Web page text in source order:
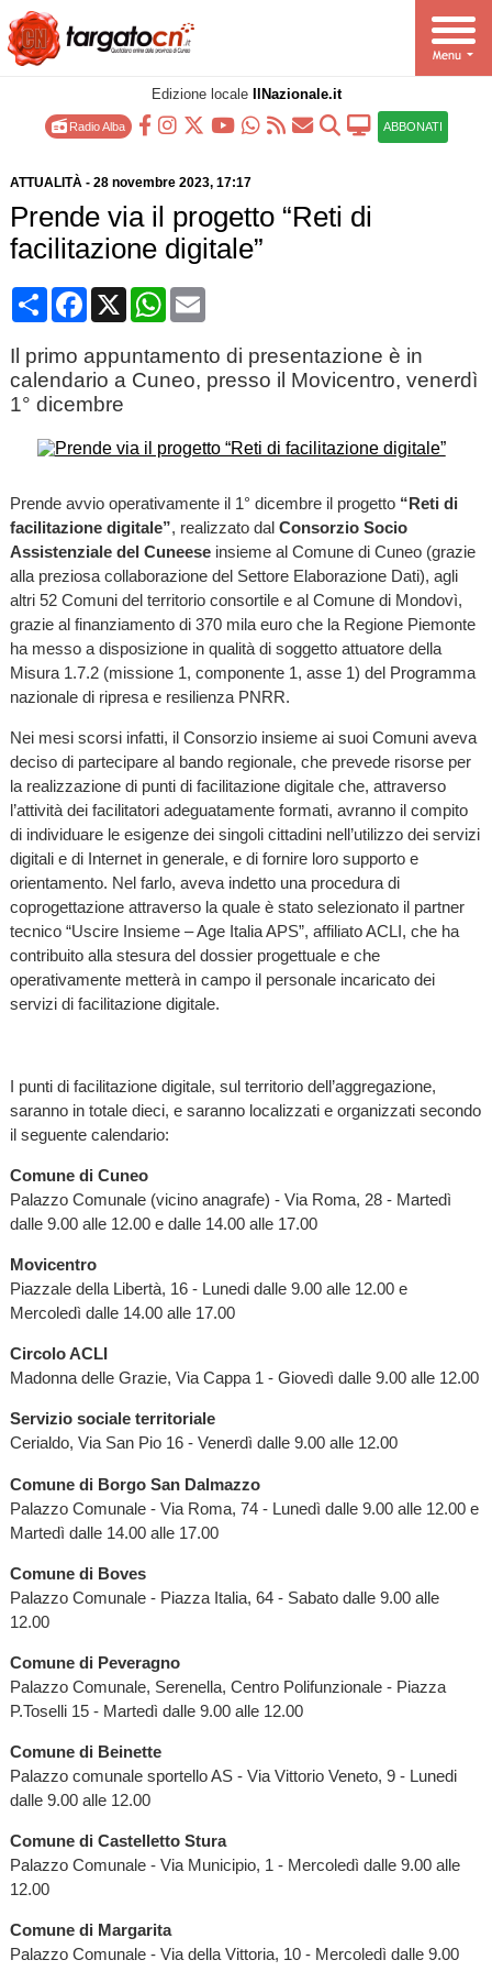
Edizione locale IlNazionale.it
Radio Alba ABBONATI
ATTUALITÀ- 28 novembre 2023, 17:17
Prende via il progetto “Reti di
facilitazione digitale”
CondividiFacebook
X WhatsApp
Email
Il primo appuntamento di presentazione è in
calendario a Cuneo, presso il Movicentro, venerdì
1° dicembre
Prende avvio operativamente il 1° dicembre il progetto “Reti di
facilitazione digitale”, realizzato dalConsorzio Socio
Assistenziale del Cuneeseinsieme al Comune di Cuneo (grazie
alla preziosa collaborazione del Settore Elaborazione Dati), agli
altri 52 Comuni del territorio consortile e al Comune di Mondovì,
grazie al finanziamento di 370 mila euro che la Regione Piemonte
ha messo a disposizione in qualità di soggetto attuatore della
Misura 1.7.2 (missione 1, componente 1, asse 1) del Programma
nazionale di ripresa e resilienza PNRR.
Nei mesi scorsi infatti, il Consorzio insieme ai suoi Comuni aveva
deciso di partecipare al bando regionale, che prevede risorse per
la realizzazione di punti di facilitazione digitale che, attraverso
l’attività dei facilitatori adeguatamente formati, avranno il compito
di individuare le esigenze dei singoli cittadini nell’utilizzo dei servizi
digitali e di Internet in generale, e di fornire loro supporto e
orientamento. Nel farlo, aveva indetto una procedura di
coprogettazione attraverso la quale è stato selezionato il partner
tecnico “Uscire Insieme – Age Italia APS”, affiliato ACLI, che ha
contribuito alla stesura del dossier progettuale e che
operativamente metterà in campo il personale incaricato dei
servizi di facilitazione digitale.
I punti di facilitazione digitale, sul territorio dell’aggregazione,
saranno in totale dieci, e saranno localizzati e organizzati secondo
il seguente calendario:
Comune di Cuneo
Palazzo Comunale (vicino anagrafe) - Via Roma, 28 - Martedì
dalle 9.00 alle 12.00 e dalle 14.00 alle 17.00
Movicentro
Piazzale della Libertà, 16 - Lunedi dalle 9.00 alle 12.00 e
Mercoledì dalle 14.00 alle 17.00
Circolo ACLI
Madonna delle Grazie, Via Cappa 1 - Giovedì dalle 9.00 alle 12.00
Servizio sociale territoriale
Cerialdo, Via San Pio 16 - Venerdì dalle 9.00 alle 12.00
Comune di Borgo San Dalmazzo
Palazzo Comunale - Via Roma, 74 - Lunedì dalle 9.00 alle 12.00 e
Martedì dalle 14.00 alle 17.00
Comune di Boves
Palazzo Comunale - Piazza Italia, 64 - Sabato dalle 9.00 alle
12.00
Comune di Peveragno
Palazzo Comunale, Serenella, Centro Polifunzionale - Piazza
P.Toselli 15 - Martedì dalle 9.00 alle 12.00
Comune di Beinette
Palazzo comunale sportello AS - Via Vittorio Veneto, 9 - Lunedi
dalle 9.00 alle 12.00
Comune di Castelletto Stura
Palazzo Comunale - Via Municipio, 1 - Mercoledì dalle 9.00 alle
12.00
Comune di Margarita
Palazzo Comunale - Via della Vittoria, 10 - Mercoledì dalle 9.00